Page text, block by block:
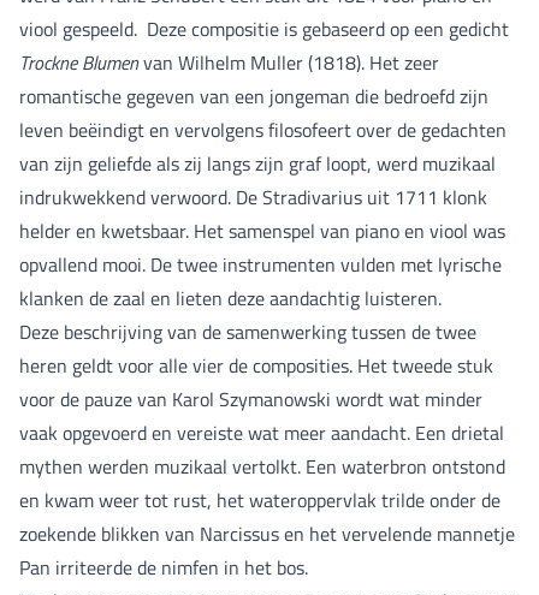
viool gespeeld. Deze compositie is gebaseerd op een gedicht
Trockne Blumenvan Wilhelm Muller (1818). Het zeer
romantische gegeven van een jongeman die bedroefd zijn
leven beëindigt en vervolgens filosofeert over de gedachten
van zijn geliefde als zij langs zijn graf loopt, werd muzikaal
indrukwekkend verwoord. De Stradivarius uit 1711 klonk
helder en kwetsbaar. Het samenspel van piano en viool was
opvallend mooi. De twee instrumenten vulden met lyrische
klanken de zaal en lieten deze aandachtig luisteren.
Deze beschrijving van de samenwerking tussen de twee
heren geldt voor alle vier de composities. Het tweede stuk
voor de pauze van Karol Szymanowski wordt wat minder
vaak opgevoerd en vereiste wat meer aandacht. Een drietal
mythen werden muzikaal vertolkt. Een waterbron ontstond
en kwam weer tot rust, het wateroppervlak trilde onder de
zoekende blikken van Narcissus en het vervelende mannetje
Pan irriteerde de nimfen in het bos.